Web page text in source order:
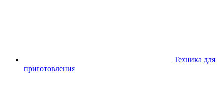
Техника для
приготовления